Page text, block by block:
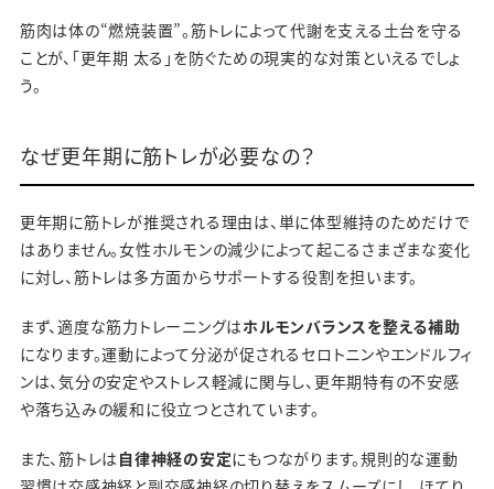
筋肉は体の“燃焼装置”。筋トレによって代謝を支える土台を守る
ことが、「更年期 太る」を防ぐための現実的な対策といえるでしょ
う。
なぜ更年期に筋トレが必要なの？
更年期に筋トレが推奨される理由は、単に体型維持のためだけで
はありません。女性ホルモンの減少によって起こるさまざまな変化
に対し、筋トレは多方面からサポートする役割を担います。
まず、適度な筋力トレーニングはホルモンバランスを整える補助
になります。運動によって分泌が促されるセロトニンやエンドルフィ
ンは、気分の安定やストレス軽減に関与し、更年期特有の不安感
や落ち込みの緩和に役立つとされています。
また、筋トレは 自律神経の安定にもつながります。規則的な運動